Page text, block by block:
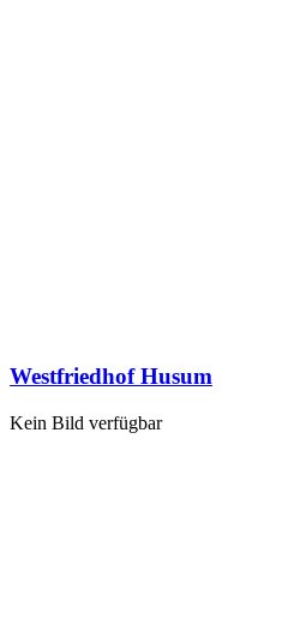
Westfriedhof Husum
Kein Bild verfügbar